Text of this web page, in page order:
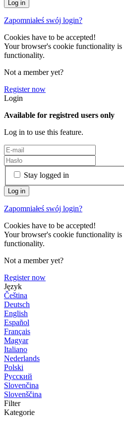
Zapomniałeś swój login?
Cookies have to be accepted!
Your browser's cookie functionality is
functionality.
Not a member yet?
Register now
Login
Available for registred users only
Log in to use this feature.
Stay logged in
Zapomniałeś swój login?
Cookies have to be accepted!
Your browser's cookie functionality is
functionality.
Not a member yet?
Register now
Język
Čeština
Deutsch
English
Español
Français
Magyar
Italiano
Nederlands
Polski
Русский
Slovenčina
Slovenščina
Filter
Kategorie